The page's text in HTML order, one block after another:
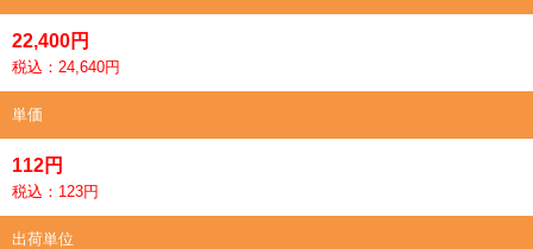
22,400円
税込：24,640円
単価
112円
税込：123円
出荷単位